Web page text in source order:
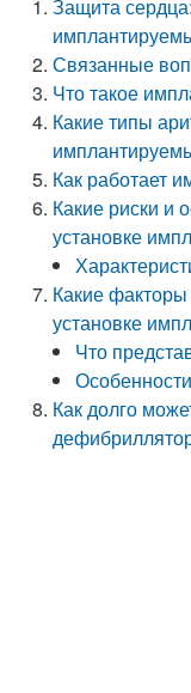
Защита
Связанные
Что такое
Какие типы
Как работает
Какие риски и
установке
Какие
установке
Что
Как долго